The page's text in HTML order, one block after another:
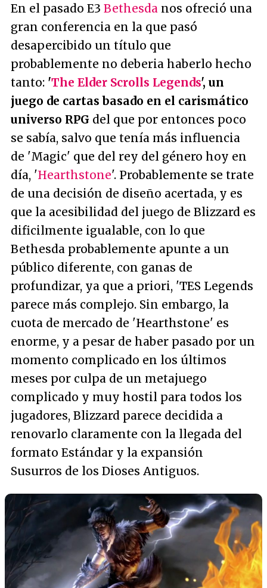
En el pasado E3 Bethesda nos ofreció una
gran conferencia en la que pasó
desapercibido un título que
probablemente no deberia haberlo hecho
tanto: 'The Elder Scrolls Legends', un
juego de cartas basado en el carismático
universo RPG del que por entonces poco
se sabía, salvo que tenía más influencia
de 'Magic' que del rey del género hoy en
día, 'Hearthstone'. Probablemente se trate
de una decisión de diseño acertada, y es
que la acesibilidad del juego de Blizzard es
dificilmente igualable, con lo que
Bethesda probablemente apunte a un
público diferente, con ganas de
profundizar, ya que a priori, 'TES Legends
parece más complejo. Sin embargo, la
cuota de mercado de 'Hearthstone' es
enorme, y a pesar de haber pasado por un
momento complicado en los últimos
meses por culpa de un metajuego
complicado y muy hostil para todos los
jugadores, Blizzard parece decidida a
renovarlo claramente con la llegada del
formato Estándar y la expansión
Susurros de los Dioses Antiguos.